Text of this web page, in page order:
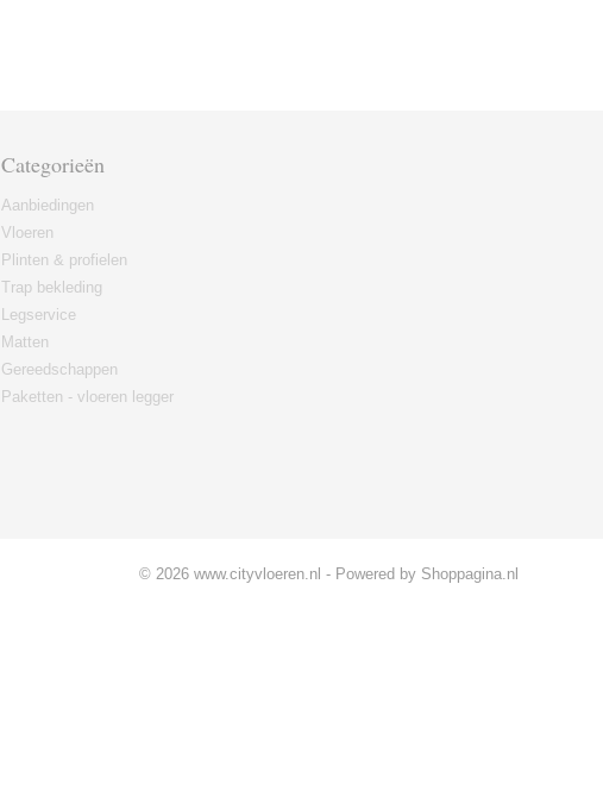
Categorieën
Aanbiedingen
Vloeren
Plinten & profielen
Trap bekleding
Legservice
Matten
Gereedschappen
Paketten - vloeren legger
© 2026 www.cityvloeren.nl - Powered by Shoppagina.nl